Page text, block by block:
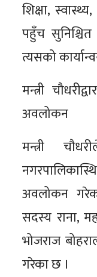
शिक्षा,
पहुँच सुनिश्चित
त्यसको
मन्त्री
अवलोकन
मन्त्री
अवलोकन
सदस्य राना,
भोजराज
गरेका छ ।